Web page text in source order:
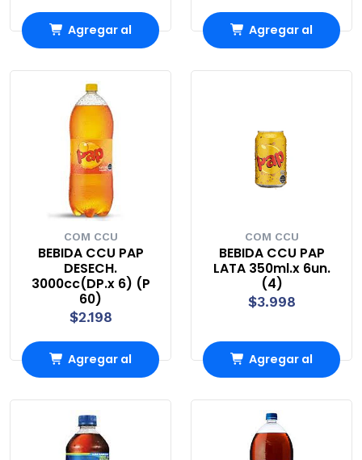
Agregar al Agregar al
COM CCU
BEBIDA CCU PAP
DESECH.
3000cc(DP.x 6) (P
60)
$2.198
Agregar al
COM CCU
BEBIDA CCU PAP
LATA 350ml.x 6un.
(4)
$3.998
Agregar al